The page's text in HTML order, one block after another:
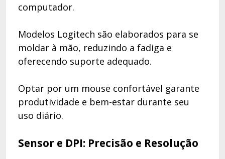
computador.
Modelos Logitech são elaborados para se
moldar à mão, reduzindo a fadiga e
oferecendo suporte adequado.
Optar por um mouse confortável garante
produtividade e bem-estar durante seu
uso diário.
Sensor e DPI: Precisão e Resolução